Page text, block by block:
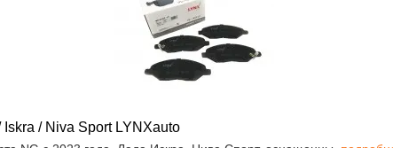
/ Niva Sport LYNXauto